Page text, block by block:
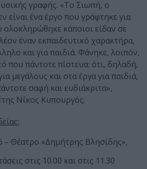
γραφής. «Το Σιωπή, ο
είναι ένα έργο που γράφτηκε για
κάποιοι είδαν σε
έναν εκπαιδευτικό χαρακτήρα,
και για παιδιά. Φάνηκε, λοιπόν,
που πάντοτε πίστευα: ότι, δηλαδή,
μεγάλους και στα έργα για παιδιά,
σαφή και ευδιάκριτα»,
Νίκος Κυπουργός.
– Θέατρο «Δημήτρης Βλησίδης»,
στις 10.00 και στις 11.30